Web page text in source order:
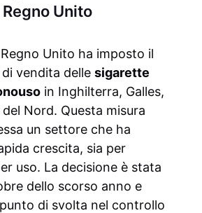
Unito
Regno Unito ha imposto il
vendita delle sigarette
in Inghilterra, Galles,
Nord. Questa misura
un settore che ha
crescita, sia per
uso. La decisione è stata
dello scorso anno e
di svolta nel controllo